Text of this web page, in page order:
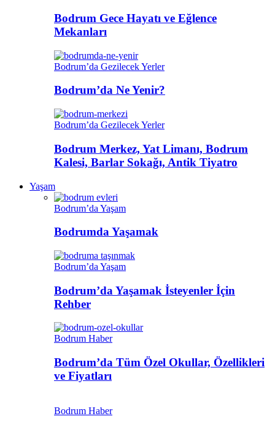
Bodrum Gece Hayatı ve Eğlence
Mekanları
Bodrum’da Gezilecek Yerler
Bodrum’da Ne Yenir?
Bodrum’da Gezilecek Yerler
Bodrum Merkez, Yat Limanı, Bodrum
Kalesi, Barlar Sokağı, Antik Tiyatro
Yaşam
Bodrum’da Yaşam
Bodrumda Yaşamak
Bodrum’da Yaşam
Bodrum’da Yaşamak İsteyenler İçin
Rehber
Bodrum Haber
Bodrum’da Tüm Özel Okullar, Özellikleri
ve Fiyatları
Bodrum Haber